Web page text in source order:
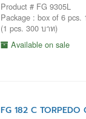
Product # FG 9305L
Package : box of 6 pcs.
(1 pcs. 300 บาท)
Available on sale
FG 182 C